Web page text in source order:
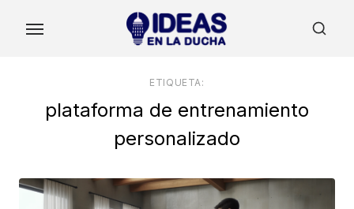
ETIQUETA:
plataforma de entrenamiento
personalizado